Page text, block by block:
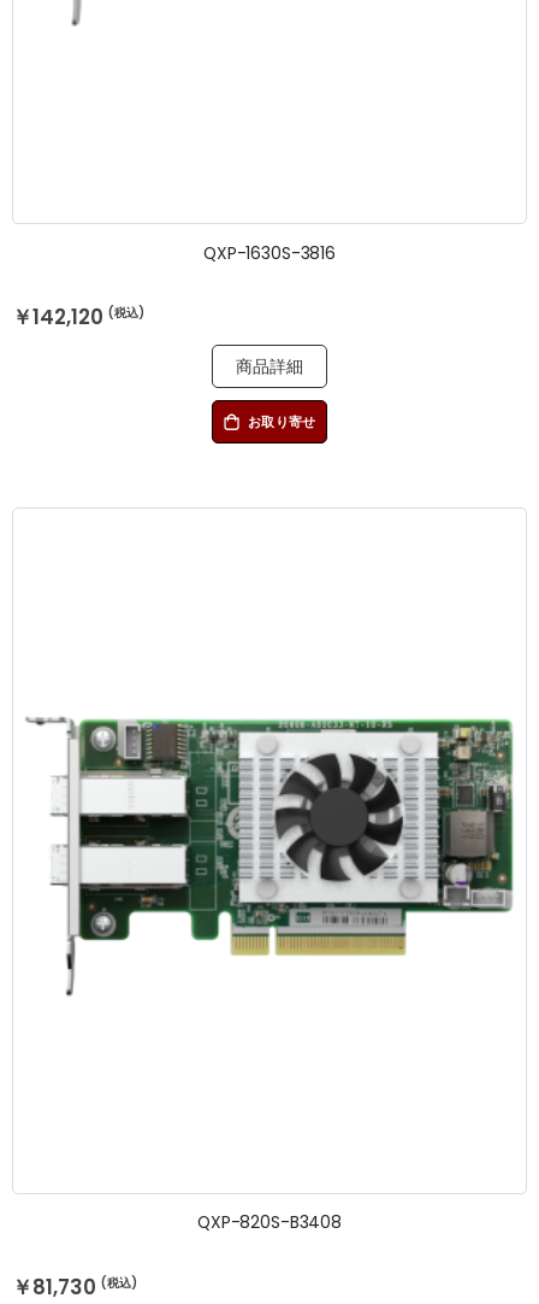
QXP-1630S-3816
￥142,120
商品詳細
お取り寄せ
QXP-820S-B3408
￥81,730